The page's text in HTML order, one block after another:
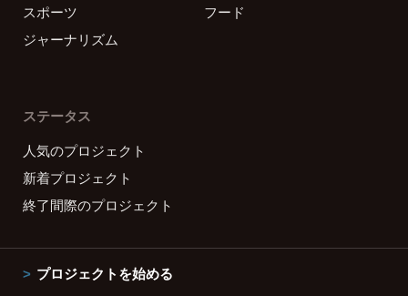
スポーツ
フード
ジャーナリズム
ステータス
人気のプロジェクト
新着プロジェクト
終了間際のプロジェクト
プロジェクトを始める